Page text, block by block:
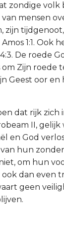
zondige volk
mensen
zijn
1:1. Ook
4:3. De roede
Zijn roede
Geest oor
dat rijk zich
II, gelijk
en God
hun
om hun
dan even
geen